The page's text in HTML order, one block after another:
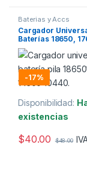
Baterias y Accs
Cargador
Baterías 18650,
14500, 10440
-17%
Disponibilidad:
existencias
$40.00 $48.00